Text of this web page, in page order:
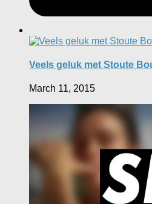
Veels geluk met Stoute
March 11, 2015